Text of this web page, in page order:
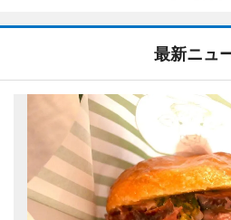
最新ニュ